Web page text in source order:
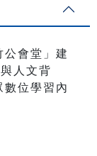
公會堂」建
人文背
數位學習內